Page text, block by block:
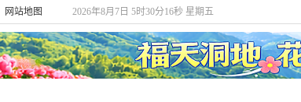
网站地图 2026年8月7日 5时30分17秒 星期五